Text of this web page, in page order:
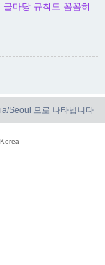
마당 규칙도 꼼꼼히
Seoul 으로 나타냅니다